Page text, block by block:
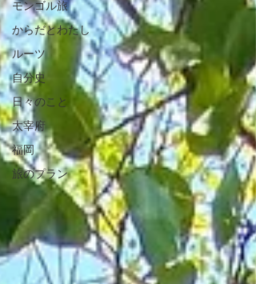
モンゴル旅
からだとわたし
ルーツ
自分史
日々のこと
太宰府
福岡
旅のプラン